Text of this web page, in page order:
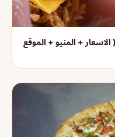
+ المنيو + الموقع